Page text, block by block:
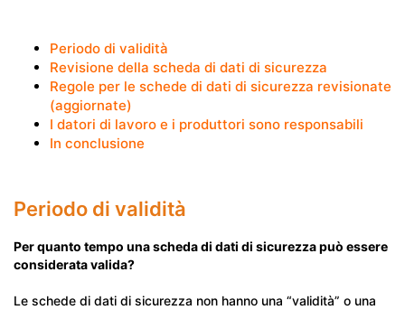
Periodo di validità
Revisione della scheda di dati di sicurezza
Regole per le schede di dati di sicurezza revisionate
(aggiornate)
I datori di lavoro e i produttori sono responsabili
In conclusione
Periodo di validità
Per quanto tempo una scheda di dati di sicurezza può essere
considerata valida?
Le schede di dati di sicurezza non hanno una “validità” o una